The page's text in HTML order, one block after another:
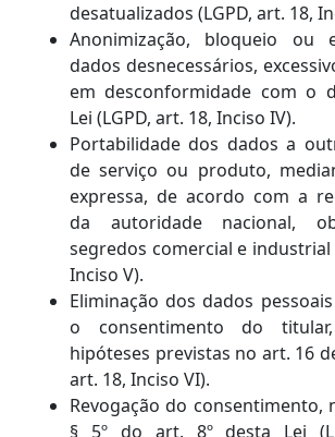
desatualizados (LGPD, art. 18,
Anonimização, bloqueio ou
dados desnecessários,
em desconformidade com o
Lei (LGPD, art. 18, Inciso IV).
Portabilidade dos dados a
de serviço ou produto,
expressa, de acordo com a
da autoridade nacional,
segredos comercial e industrial
Inciso V).
Eliminação dos dados
o consentimento do
hipóteses previstas no art. 16
art. 18, Inciso VI).
Revogação do consentimento,
§ 5º do art. 8º desta Lei
(